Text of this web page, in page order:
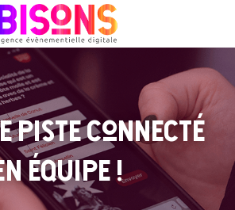
nous ?
RSE
évènementielle
audiovisuelle
participatives
nous
piste connecté
équipe !